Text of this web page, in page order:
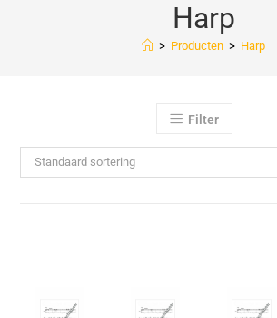
Harp
> Producten > Harp
Filter
Standaard sortering